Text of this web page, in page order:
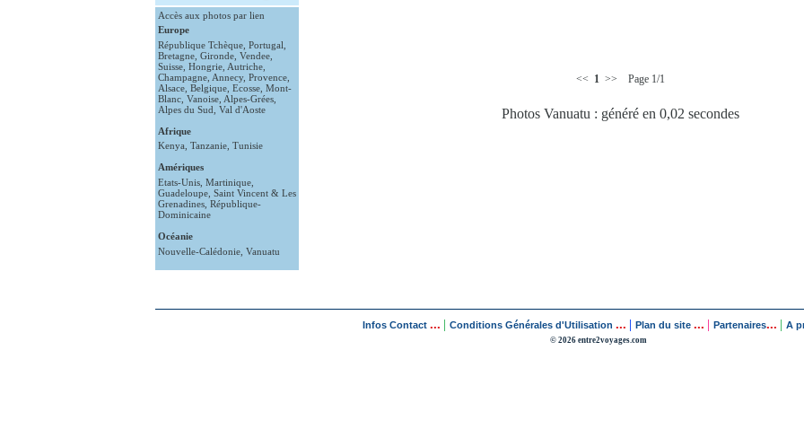
Accès aux photos par lien
Europe
République Tchèque, Portugal
Bretagne, Gironde, Vendee,
Suisse, Hongrie, Autriche,
Champagne, Annecy, Provence,
Alsace, Belgique, Ecosse, Mont-
Blanc, Vanoise, Alpes-Grées,
Alpes du Sud Val d'Aoste
Afrique
Kenya Tanzanie, Tunisie
Amériques
Etats-Unis, Martinique,
Guadeloupe, Saint Vincent & Les
Grenadines, République-
Dominicaine
Océanie
Nouvelle-Calédonie, Vanuatu
<< 1 >> Page 1/1
Photos Vanuatu : généré en 0,02 secondes
Infos Contact ... Conditions Générales d'Utilisation ... Plan du site ... Partenaires... A
© 2026 entre2voyages.com